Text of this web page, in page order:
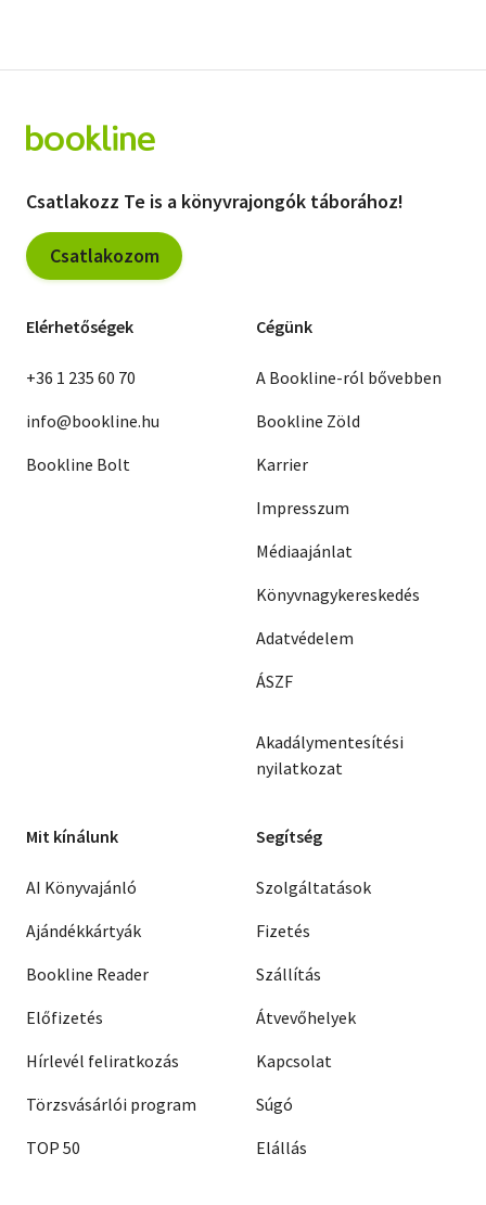
Csatlakozz Te is a könyvrajongók táborához!
Csatlakozom
Elérhetőségek
+36 1 235 60 70
info@bookline.hu
Bookline Bolt
Cégünk
A Bookline-ról bővebben
Bookline Zöld
Karrier
Impresszum
Médiaajánlat
Könyvnagykereskedés
Adatvédelem
ÁSZF
Akadálymentesítési
nyilatkozat
Mit kínálunk
AI Könyvajánló
Ajándékkártyák
Bookline Reader
Előfizetés
Hírlevél feliratkozás
Törzsvásárlói program
TOP 50
Segítség
Szolgáltatások
Fizetés
Szállítás
Átvevőhelyek
Kapcsolat
Súgó
Elállás